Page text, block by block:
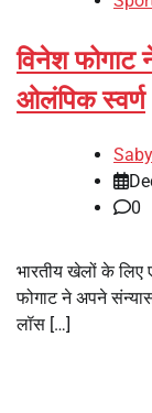
विनेश फोगाट
ओलंपिक स्वर्ण
0
भारतीय खेलों के लिए
फोगाट ने अपने
लॉस […]